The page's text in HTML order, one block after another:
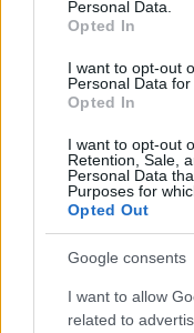
Personal Data.
Opted In
I want to opt-out
Personal Data for
Opted In
I want to opt-out
Retention, Sale,
Personal Data
Purposes for
Opted Out
Google consents
I want to allow
related to
FLASH